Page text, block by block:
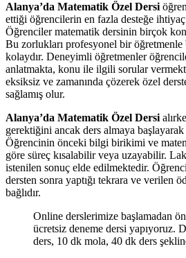
Alanya’da Matematik Özel Dersi
ettiği öğrencilerin en fazla desteğe
Öğrenciler matematik dersinin birçok
Bu zorlukları profesyonel bir
kolaydır. Deneyimli öğretmenler
anlatmakta, konu ile ilgili sorular
eksiksiz ve zamanında çözerek özel
sağlamış olur.
Alanya’da Matematik Özel Dersi
gerektiğini ancak ders almaya
Öğrencinin önceki bilgi birikimi ve
göre süreç kısalabilir veya uzayabilir.
istenilen sonuç elde edilmektedir.
dersten sonra yaptığı tekrara ve verilen
bağlıdır.
Online derslerimize başlamadan
ücretsiz deneme dersi yapıyoruz.
ders, 10 dk mola, 40 dk ders